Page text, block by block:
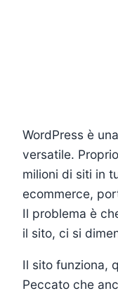
WordPress è
versatile.
milioni di siti in
ecommerce,
Il problema è
il sito, ci si
Il sito funziona,
Peccato che